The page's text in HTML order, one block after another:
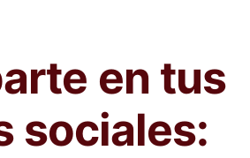
en tus
sociales: